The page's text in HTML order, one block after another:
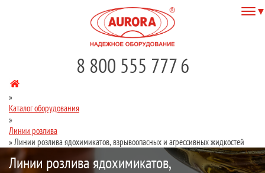
8 800 555 777 6
»
Каталог оборудования
»
Линии розлива
»Линии розлива ядохимикатов, взрывоопасных и агрессивных жидкостей
Линии розлива ядохимикатов,